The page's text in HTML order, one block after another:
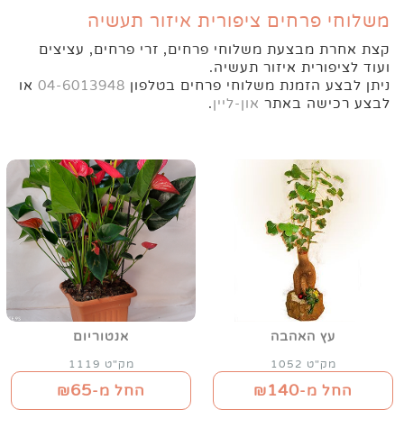
משלוחי פרחים ציפורית איזור תעשיה
קצת אחרת מבצעת משלוחי פרחים, זרי פרחים, עציצים
ועוד לציפורית איזור תעשיה.
ניתן לבצע הזמנת משלוחי פרחים בטלפון 04-6013948 או
לבצע רכישה באתר און-ליין.
עץ האהבה
מק"ט 1052
החל מ-₪140
אנטוריום
מק"ט 1119
החל מ-₪65